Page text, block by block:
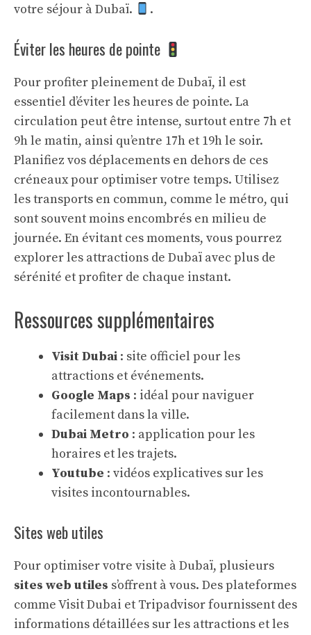
votre séjour à Dubaï. .
Éviter les heures de pointe
Pour profiter pleinement de Dubaï, il est
essentiel d’éviter les heures de pointe. La
circulation peut être intense, surtout entre 7h et
9h le matin, ainsi qu’entre 17h et 19h le soir.
Planifiez vos déplacements en dehors de ces
créneaux pour optimiser votre temps. Utilisez
les transports en commun, comme le métro, qui
sont souvent moins encombrés en milieu de
journée. En évitant ces moments, vous pourrez
explorer les attractions de Dubaï avec plus de
sérénité et profiter de chaque instant.
Ressources supplémentaires
Visit Dubai : site officiel pour les
attractions et événements.
Google Maps : idéal pour naviguer
facilement dans la ville.
Dubai Metro : application pour les
horaires et les trajets.
Youtube : vidéos explicatives sur les
visites incontournables.
Sites web utiles
Pour optimiser votre visite à Dubaï, plusieurs
sites web utiles s’offrent à vous. Des plateformes
comme Visit Dubai et Tripadvisor fournissent des
informations détaillées sur les attractions et les